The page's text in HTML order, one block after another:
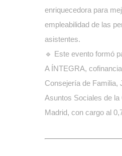
enriquecedora para
empleabilidad de las
asistentes.
🔹 Este evento formó
A ÍNTEGRA,
Consejería de Familia,
Asuntos Sociales de la
Madrid, con cargo al